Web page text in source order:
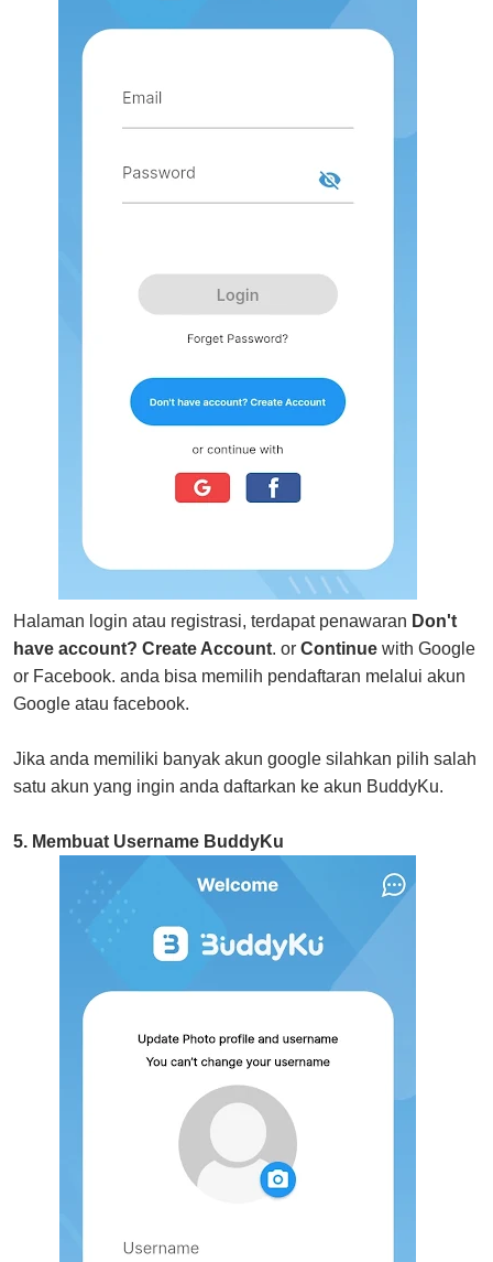
Halaman login atau registrasi, terdapat penawaran Don't
have account? Create Account. or Continue with Google
or Facebook. anda bisa memilih pendaftaran melalui akun
Google atau facebook.
Jika anda memiliki banyak akun google silahkan pilih salah
satu akun yang ingin anda daftarkan ke akun BuddyKu.
5. Membuat Username BuddyKu